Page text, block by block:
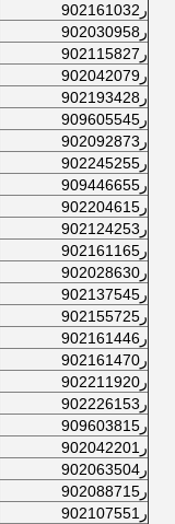
ر902161032
ر902030958
ر902115827
ر902042079
ر902193428
ر909605545
ر902092873
ر902245255
ر909446655
ر902204615
ر902124253
ر902161165
ر902028630
ر902137545
ر902155725
ر902161446
ر902161470
ر902211920
ر902226153
ر909603815
ر902042201
ر902063504
ر902088715
ر902107551